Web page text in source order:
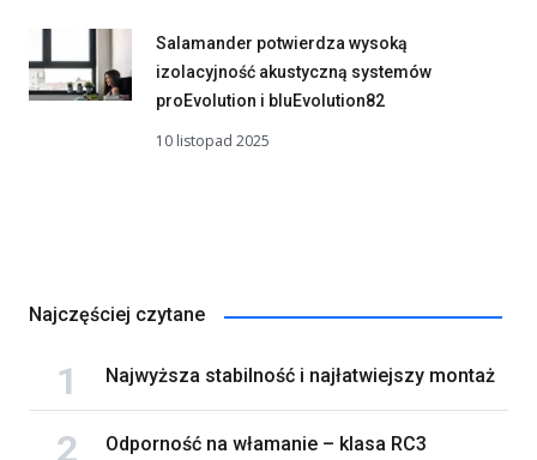
Salamander potwierdza wysoką
izolacyjność akustyczną systemów
proEvolution i bluEvolution82
10 listopad 2025
Najczęściej czytane
Najwyższa stabilność i najłatwiejszy montaż
Odporność na włamanie – klasa RC3